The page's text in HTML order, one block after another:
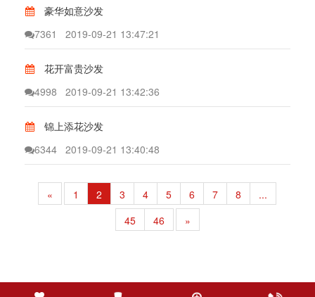
豪华如意沙发
7361
2019-09-21 13:47:21
花开富贵沙发
4998
2019-09-21 13:42:36
锦上添花沙发
6344 2019-09-21 13:40:48
« 1 2 3 4 5 6 7 8
...
45
46 »